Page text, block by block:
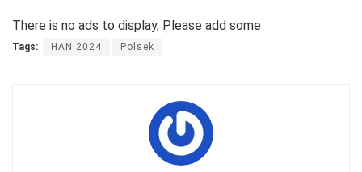
There is no ads to display, Please add some
Tags: HAN 2024 Polsek